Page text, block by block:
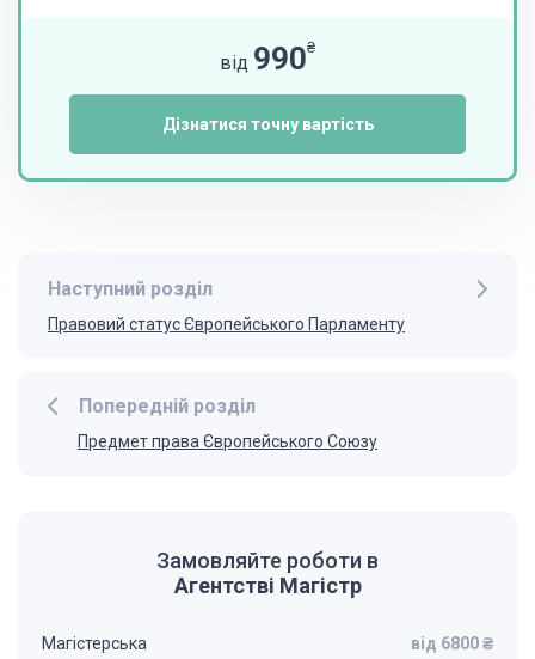
від 990₴
Дізнатися точну вартість
Попередній розділ
Предмет права Європейського Союзу
Наступний розділ
Правовий статус Європейського Парламенту
Замовляйте роботи в
Агентстві Магістр
Магістерська від 6800 ₴